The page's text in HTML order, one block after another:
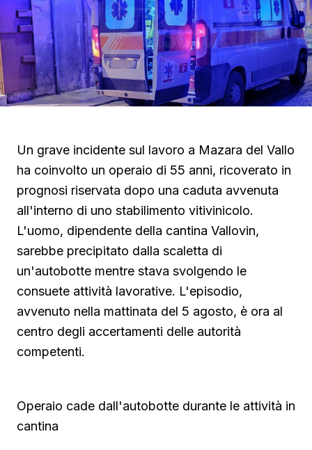
Un grave incidente sul lavoro a Mazara del Vallo
ha coinvolto un operaio di 55 anni, ricoverato in
prognosi riservata dopo una caduta avvenuta
all'interno di uno stabilimento vitivinicolo.
L'uomo, dipendente della cantina Vallovin,
sarebbe precipitato dalla scaletta di
un'autobotte mentre stava svolgendo le
consuete attività lavorative. L'episodio,
avvenuto nella mattinata del 5 agosto, è ora al
centro degli accertamenti delle autorità
competenti.
Operaio cade dall'autobotte durante le attività in
cantina